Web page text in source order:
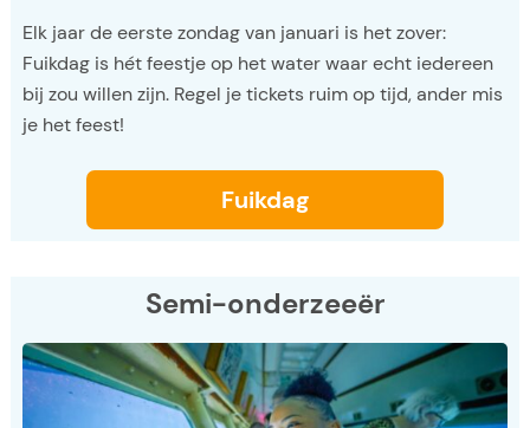
Elk jaar de eerste zondag van januari is het zover:
Fuikdag is hét feestje op het water waar echt iedereen
bij zou willen zijn. Regel je tickets ruim op tijd, ander mis
je het feest!
Fuikdag
Semi-onderzeeër